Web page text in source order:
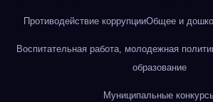
Противодействие коррупцииОбщее и
Воспитательная работа, молодежная
образование
Муниципальные